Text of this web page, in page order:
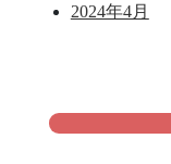
2024年4月